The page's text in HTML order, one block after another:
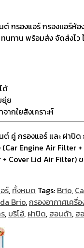
ต์ กรองแอร์ กรองแอร์ห้
นทาน พร้อมส่ง จัดส่งไว
ด้
ยุ่ย
ากใยสังเคราะห์
ต์ คู่ กรองแอร์ และ ฝาปิ
(Car Engine Air Filter
Cover Lid Air Filter)
ร์, ทั้งหมด Tags: Brio,
Brio,กรองอากาศเครื่
, บริโอ้, ฝาปิด, ฮอนด้า, ฮ